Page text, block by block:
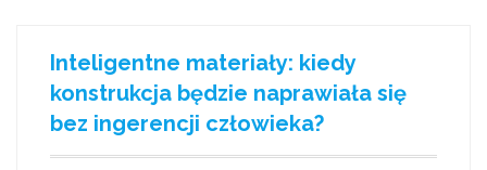
Inteligentne materiały: kiedy
konstrukcja będzie naprawiała się
bez ingerencji człowieka?